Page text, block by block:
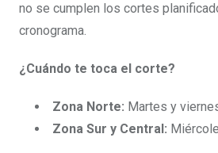
no se cumplen los cortes
cronograma.
¿Cuándo te toca el corte?
Zona Norte: Martes y
Zona Sur y Central: